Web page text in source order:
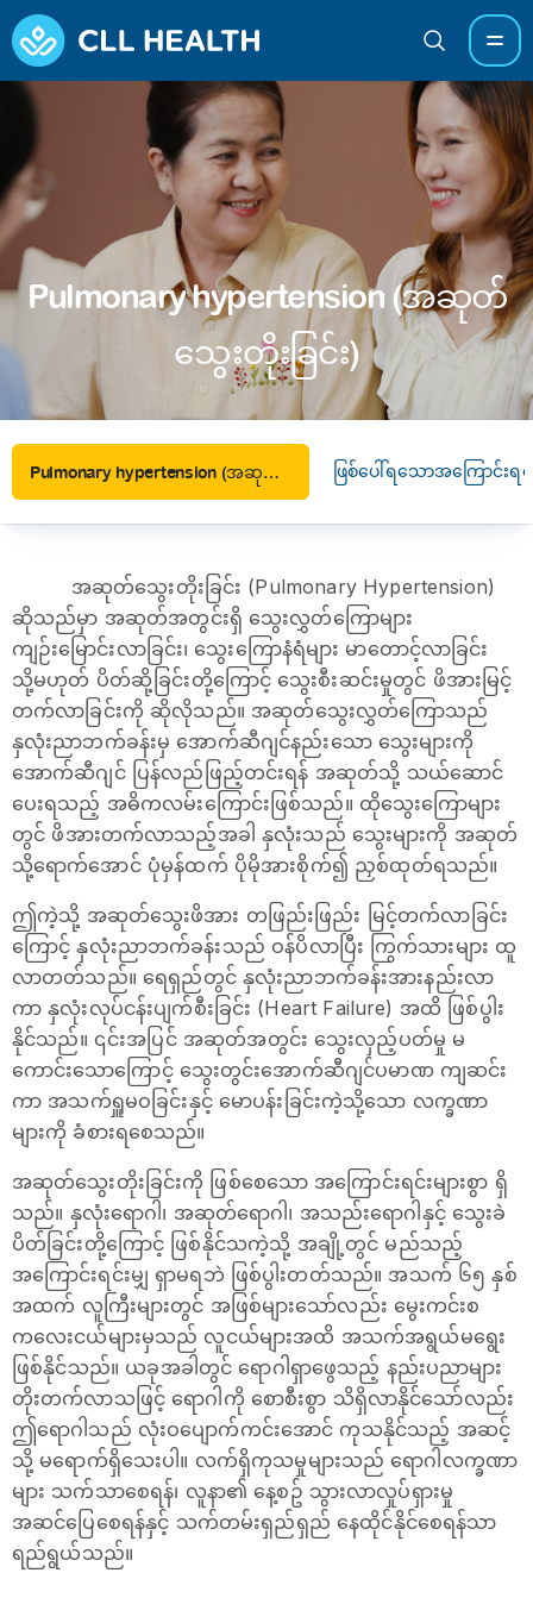
Pulmonary hypertension (အဆုတ်
သွေးတိုးခြင်း)
Pulmonary hypertension (အဆုတ်သွေးတိုးခြင်း) ဖြစ်ပေါ်ရသောအကြောင်းရင်း
အဆုတ်သွေးတိုးခြင်း (Pulmonary Hypertension)
ဆိုသည်မှာ အဆုတ်အတွင်းရှိ သွေးလွှတ်ကြောများ
ကျဉ်းမြောင်းလာခြင်း၊ သွေးကြောနံရံများ မာတောင့်လာခြင်း
သို့မဟုတ် ပိတ်ဆို့ခြင်းတို့ကြောင့် သွေးစီးဆင်းမှုတွင် ဖိအားမြင့်
တက်လာခြင်းကို ဆိုလိုသည်။ အဆုတ်သွေးလွှတ်ကြောသည်
နှလုံးညာဘက်ခန်းမှ အောက်ဆီဂျင်နည်းသော သွေးများကို
အောက်ဆီဂျင် ပြန်လည်ဖြည့်တင်းရန် အဆုတ်သို့ သယ်ဆောင်
ပေးရသည့် အဓိကလမ်းကြောင်းဖြစ်သည်။ ထိုသွေးကြောများ
တွင် ဖိအားတက်လာသည့်အခါ နှလုံးသည် သွေးများကို အဆုတ်
သို့ရောက်အောင် ပုံမှန်ထက် ပိုမိုအားစိုက်၍ ညှစ်ထုတ်ရသည်။
ဤကဲ့သို့ အဆုတ်သွေးဖိအား တဖြည်းဖြည်း မြင့်တက်လာခြင်း
ကြောင့် နှလုံးညာဘက်ခန်းသည် ဝန်ပိလာပြီး ကြွက်သားများ ထူ
လာတတ်သည်။ ရေရှည်တွင် နှလုံးညာဘက်ခန်းအားနည်းလာ
ကာ နှလုံးလုပ်ငန်းပျက်စီးခြင်း (Heart Failure) အထိ ဖြစ်ပွါး
နိုင်သည်။ ၎င်းအပြင် အဆုတ်အတွင်း သွေးလှည့်ပတ်မှု မ
ကောင်းသောကြောင့် သွေးတွင်းအောက်ဆီဂျင်ပမာဏ ကျဆင်း
ကာ အသက်ရှူမဝခြင်းနှင့် မောပန်းခြင်းကဲ့သို့သော လက္ခဏာ
များကို ခံစားရစေသည်။
အဆုတ်သွေးတိုးခြင်းကို ဖြစ်စေသော အကြောင်းရင်းများစွာ ရှိ
သည်။ နှလုံးရောဂါ၊ အဆုတ်ရောဂါ၊ အသည်းရောဂါနှင့် သွေးခဲ
ပိတ်ခြင်းတို့ကြောင့် ဖြစ်နိုင်သကဲ့သို့ အချို့တွင် မည်သည့်
အကြောင်းရင်းမျှ ရှာမရဘဲ ဖြစ်ပွါးတတ်သည်။ အသက် ၆၅ နှစ်
အထက် လူကြီးများတွင် အဖြစ်များသော်လည်း မွေးကင်းစ
ကလေးငယ်များမှသည် လူငယ်များအထိ အသက်အရွယ်မရွေး
ဖြစ်နိုင်သည်။ ယခုအခါတွင် ရောဂါရှာဖွေသည့် နည်းပညာများ
တိုးတက်လာသဖြင့် ရောဂါကို စောစီးစွာ သိရှိလာနိုင်သော်လည်း
ဤရောဂါသည် လုံးဝပျောက်ကင်းအောင် ကုသနိုင်သည့် အဆင့်
သို့ မရောက်ရှိသေးပါ။ လက်ရှိကုသမှုများသည် ရောဂါလက္ခဏာ
များ သက်သာစေရန်၊ လူနာ၏ နေ့စဥ် သွားလာလှုပ်ရှားမှု
အဆင်ပြေစေရန်နှင့် သက်တမ်းရှည်ရှည် နေထိုင်နိုင်စေရန်သာ
ရည်ရွယ်သည်။